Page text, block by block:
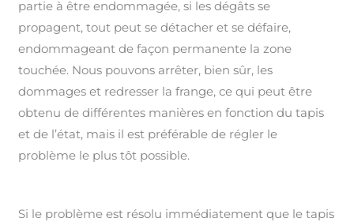
partie à être endommagée, si les dégâts se
propagent, tout peut se détacher et se défaire,
endommageant de façon permanente la zone
touchée. Nous pouvons arrêter, bien sûr, les
dommages et redresser la frange, ce qui peut être
obtenu de différentes manières en fonction du tapis
et de l’état, mais il est préférable de régler le
problème le plus tôt possible.
Si le problème est résolu immédiatement que le tapis